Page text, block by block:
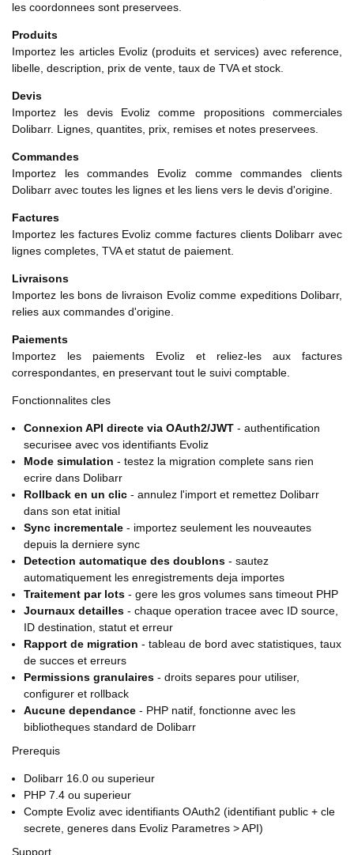
les coordonnees sont preservees.
Produits
Importez les articles Evoliz (produits et services) avec reference,
libelle, description, prix de vente, taux de TVA et stock.
Devis
Importez les devis Evoliz comme propositions commerciales
Dolibarr. Lignes, quantites, prix, remises et notes preservees.
Commandes
Importez les commandes Evoliz comme commandes clients
Dolibarr avec toutes les lignes et les liens vers le devis d'origine.
Factures
Importez les factures Evoliz comme factures clients Dolibarr avec
lignes completes, TVA et statut de paiement.
Livraisons
Importez les bons de livraison Evoliz comme expeditions Dolibarr,
relies aux commandes d'origine.
Paiements
Importez les paiements Evoliz et reliez-les aux factures
correspondantes, en preservant tout le suivi comptable.
Fonctionnalites cles
Connexion API directe via OAuth2/JWT - authentification
securisee avec vos identifiants Evoliz
Mode simulation - testez la migration complete sans rien
ecrire dans Dolibarr
Rollback en un clic - annulez l'import et remettez Dolibarr
dans son etat initial
Sync incrementale - importez seulement les nouveautes
depuis la derniere sync
Detection automatique des doublons - sautez
automatiquement les enregistrements deja importes
Traitement par lots - gere les gros volumes sans timeout PHP
Journaux detailles - chaque operation tracee avec ID source,
ID destination, statut et erreur
Rapport de migration - tableau de bord avec statistiques, taux
de succes et erreurs
Permissions granulaires - droits separes pour utiliser,
configurer et rollback
Aucune dependance - PHP natif, fonctionne avec les
bibliotheques standard de Dolibarr
Prerequis
Dolibarr 16.0 ou superieur
PHP 7.4 ou superieur
Compte Evoliz avec identifiants OAuth2 (identifiant public + cle
secrete, generes dans Evoliz Parametres > API)
Support